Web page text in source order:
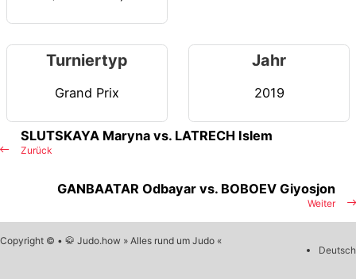
Turniertyp
Grand Prix
Jahr
2019
Zurück
SLUTSKAYA Maryna vs. LATRECH Islem
Weiter
GANBAATAR Odbayar vs. BOBOEV Giyosjon
Copyright © • 🥋 Judo.how » Alles rund um Judo «
Deutsch